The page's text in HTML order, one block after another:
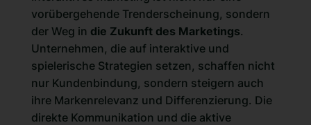
vorübergehende Trenderscheinung, sondern
der Weg in die Zukunft des Marketings.
Unternehmen, die auf interaktive und
spielerische Strategien setzen, schaffen nicht
nur Kundenbindung, sondern steigern auch
ihre Markenrelevanz und Differenzierung. Die
direkte Kommunikation und die aktive